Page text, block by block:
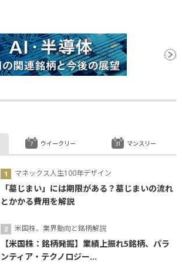
マネックス人生100年デザイン
「墓じまい」には期限がある？墓じまいの流れ
とかかる費用を解説
米国株、業界動向と銘柄解説
【米国株：銘柄発掘】業績上振れ5銘柄、パラ
ンティア・テクノロジー...
ウイークリー マンスリー